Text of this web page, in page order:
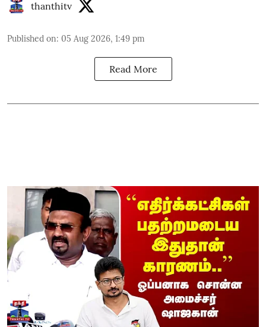
thanthitv
Published on: 05 Aug 2026, 1:49 pm
Read More